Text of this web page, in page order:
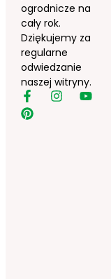
ogrodnicze na
cały rok.
Dziękujemy za
regularne
odwiedzanie
naszej witryny.